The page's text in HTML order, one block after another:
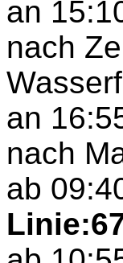
an
nach
an
nach
ab